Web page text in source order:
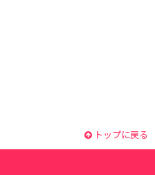
トップに戻る